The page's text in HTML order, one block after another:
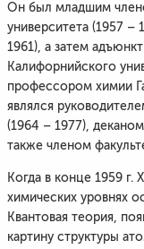
Он был младшим
университета (1957
1961), а затем
Калифорнийского
профессором химии
являлся
(1964 – 1977),
также членом
Когда в конце 1959 г.
химических уровнях
Квантовая теория,
картину структуры